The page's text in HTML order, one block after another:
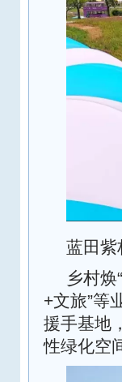
蓝田紫
乡村焕
+文旅”等
援手基地
性绿化空